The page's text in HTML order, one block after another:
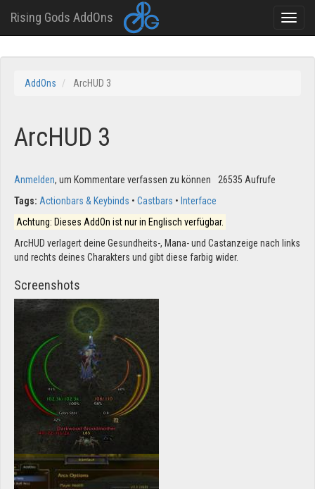
Rising Gods AddOns
Toggle
AddOns ArcHUD 3
ArcHUD 3
Anmelden, um Kommentare verfassen zu können
26535 Aufrufe
Tags: Actionbars & Keybinds Castbars
Interface
Achtung: Dieses AddOn ist nur in Englisch verfügbar.
ArcHUD verlagert deine Gesundheits-, Mana- und Castanzeige nach links
und rechts deines Charakters und gibt diese farbig wider.
Screenshots